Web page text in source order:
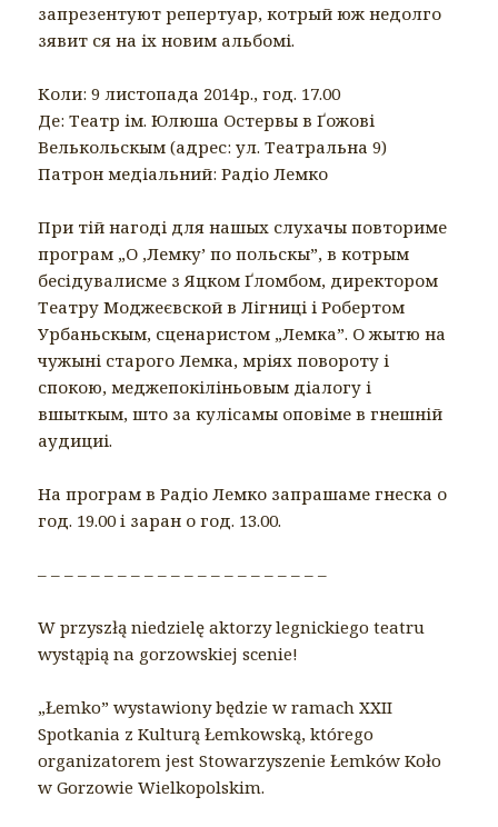
запрезентуют репертуар, котрый юж недолго
зявит ся на іх новим альбомі.
Коли: 9 листопада 2014р., год. 17.00
Де: Театр ім. Юлюша Остервы в Ґожові
Велькольскым (адрес: ул. Театральна 9)
Патрон медіальний: Радіо Лемко
При тій нагоді для нашых слухачы повториме
програм „О ‚Лемку’ по польскы”, в котрым
бесiдувалисме з Яцком Ґломбом, директором
Театру Моджеєвской в Лігниці і Робертом
Урбаньскым, сценаристом „Лемка”. О жытю на
чужыні старого Лемка, мріях повороту і
спокою, меджепокіліньовым діалогу і
вшыткым, што за кулісамы оповіме в гнешній
аудициі.
На програм в Радіо Лемко запрашаме гнеска о
год. 19.00 i заран о год. 13.00.
– – – – – – – – – – – – – – – – – – – – – –
W przyszłą niedzielę aktorzy legnickiego teatru
wystąpią na gorzowskiej scenie!
„Łemko” wystawiony będzie w ramach XXII
Spotkania z Kulturą Łemkowską, którego
organizatorem jest Stowarzyszenie Łemków Koło
w Gorzowie Wielkopolskim.